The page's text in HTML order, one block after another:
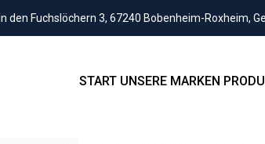
In den Fuchslöchern 3, 67240 Bobenheim-Roxheim,
START UNSERE MARKEN